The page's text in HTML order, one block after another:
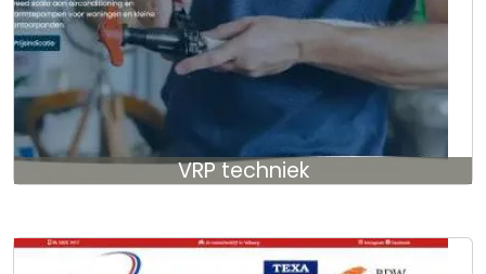
VRP techniek